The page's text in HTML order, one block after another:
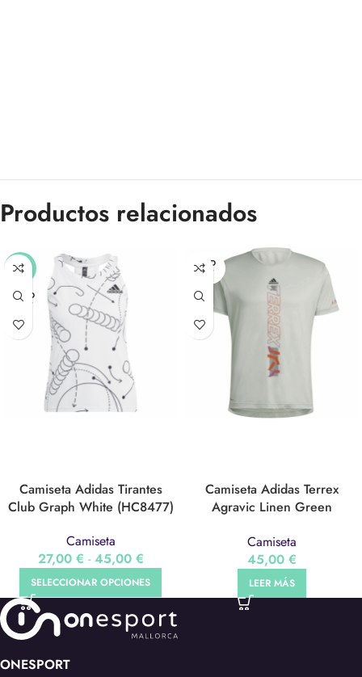
Productos relacionados
-40%
SOLD
OUT
Camiseta Adidas Tirantes
Club Graph White (HC8477)
Camiseta
27,00 € - 45,00 €
SELECCIONAR OPCIONES
SOLD
OUT
Camiseta Adidas Terrex
Agravic Linen Green
Camiseta
45,00 €
LEER MÁS
ONESPORT